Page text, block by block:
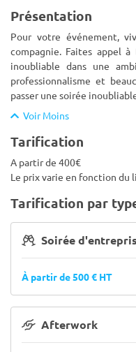
Présentation
Pour votre événement,
compagnie. Faites appel
inoubliable dans une
professionnalisme et
passer une soirée
Voir Moins
Tarification
A partir de 400€
Le prix varie en fonction du
Tarification par
Soirée
À partir de 500 € HT
Afterwork